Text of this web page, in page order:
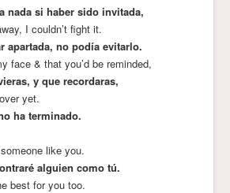
nada si haber sido invitada,
I couldn’t fight it.
apartada, no podía evitarlo.
face & that you’d be reminded,
y que recordaras,
yet.
ha terminado.
like you.
alguien como tú.
best for you too.